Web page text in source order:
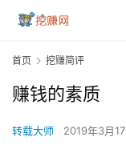
首页 挖赚简评
赚钱的素质
转载大师 2019年3月